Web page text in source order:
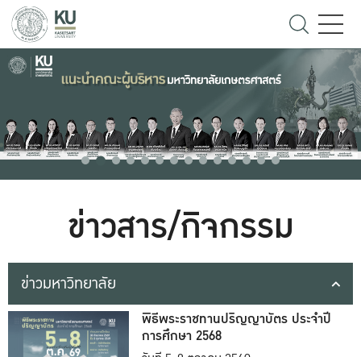
ข่าวสาร/กิจกรรม
ข่าวมหาวิทยาลัย
พิธีพระราชทานปริญญาบัตร ประจำปี
การศึกษา 2568